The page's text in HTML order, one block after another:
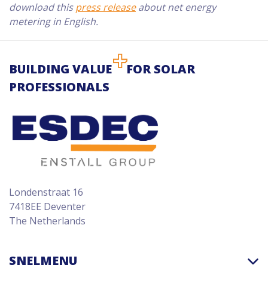
download thispress releaseabout net energy
metering in English.
BUILDING VALUE
FOR SOLAR
PROFESSIONALS
Londenstraat 16
7418EE Deventer
The Netherlands
SNELMENU